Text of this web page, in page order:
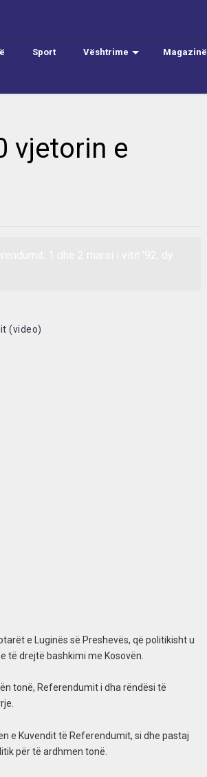
Sport Vështrime Magazinë
vjetorin e
(video)
e Luginës së Preshevës, që politikisht u
të drejtë bashkimi me Kosovën.
tonë, Referendumit i dha rëndësi të
e Kuvendit të Referendumit, si dhe pastaj
për të ardhmen tonë.